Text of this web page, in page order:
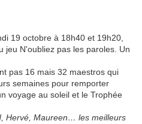
19 octobre à 18h40 et 19h20,
jeu N'oubliez pas les paroles. Un
pas 16 mais 32 maestros qui
semaines pour remporter
voyage au soleil et le Trophée
Hervé, Maureen… les meilleurs